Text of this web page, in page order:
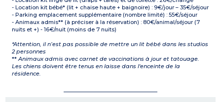
- Location kit bébé* (lit + chaise haute + baignoire) : 9€/jour – 35€/séjour
- Parking emplacement supplémentaire (nombre limité) : 55€/séjour
- Animaux admis** (à préciser à la réservation) : 80€/animal/séjour (7
nuits et +) - 16€/nuit (moins de 7 nuits)
*Attention, il n’est pas possible de mettre un lit bébé dans les studios
2 personnes
**Animaux admis avec carnet de vaccinations à jour et tatouage.
Les chiens doivent être tenus en laisse dans l'enceinte de la
résidence.